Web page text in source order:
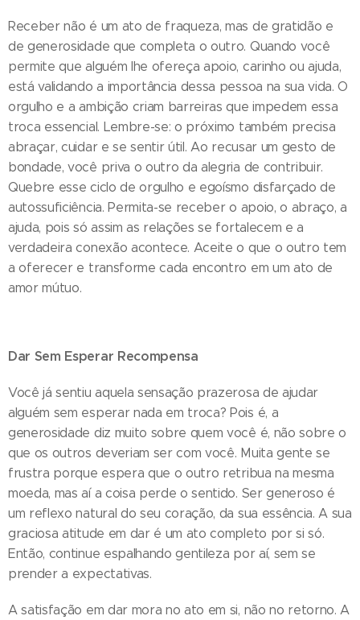
Receber não é um ato de fraqueza, mas de gratidão e
de generosidade que completa o outro. Quando você
permite que alguém lhe ofereça apoio, carinho ou ajuda,
está validando a importância dessa pessoa na sua vida. O
orgulho e a ambição criam barreiras que impedem essa
troca essencial. Lembre-se: o próximo também precisa
abraçar, cuidar e se sentir útil. Ao recusar um gesto de
bondade, você priva o outro da alegria de contribuir.
Quebre esse ciclo de orgulho e egoísmo disfarçado de
autossuficiência. Permita-se receber o apoio, o abraço, a
ajuda, pois só assim as relações se fortalecem e a
verdadeira conexão acontece. Aceite o que o outro tem
a oferecer e transforme cada encontro em um ato de
amor mútuo.
Dar Sem Esperar Recompensa
Você já sentiu aquela sensação prazerosa de ajudar
alguém sem esperar nada em troca? Pois é, a
generosidade diz muito sobre quem você é, não sobre o
que os outros deveriam ser com você. Muita gente se
frustra porque espera que o outro retribua na mesma
moeda, mas aí a coisa perde o sentido. Ser generoso é
um reflexo natural do seu coração, da sua essência. A sua
graciosa atitude em dar é um ato completo por si só.
Então, continue espalhando gentileza por aí, sem se
prender a expectativas.
A satisfação em dar mora no ato em si, não no retorno. A